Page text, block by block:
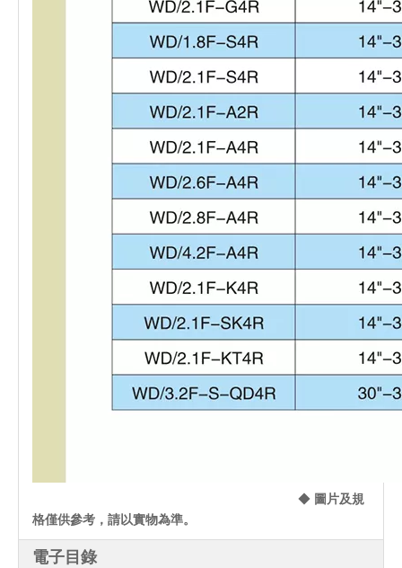
◆ 圖片及規
格僅供參考，請以實物為準。
電子目錄